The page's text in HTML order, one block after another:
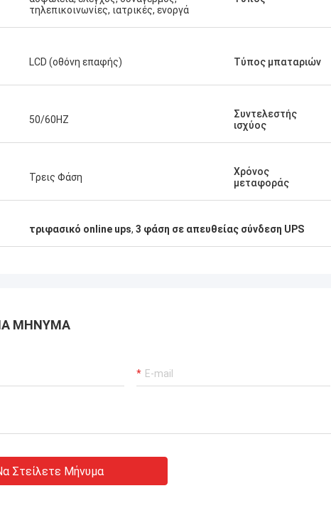
με τα
τηλεπικοινωνίες, ιατρικές, ενοργά
LCD (οθόνη επαφής) Τύπος μπαταριών
50/60HZ
Συντελεστής
ισχύος
Τρεις Φάση
Χρόνος
μεταφοράς
τριφασικό online ups, 3 φάση σε απευθείας σύνδεση UPS
ΜΉΝΥΜΑ
Στείλετε Μήνυμα